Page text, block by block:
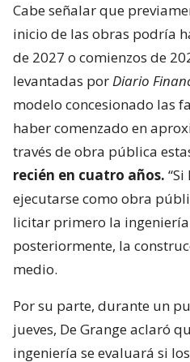
Cabe señalar que
inicio de las obras podría
de 2027 o comienzos de
levantadas porDiario
modelo concesionado las
haber comenzado en
través de obra pública
recién en cuatro años.
ejecutarse como obra
licitar primero la
posteriormente, la
medio.
Por su parte, durante un
jueves, De Grange aclaró
ingeniería se evaluará si